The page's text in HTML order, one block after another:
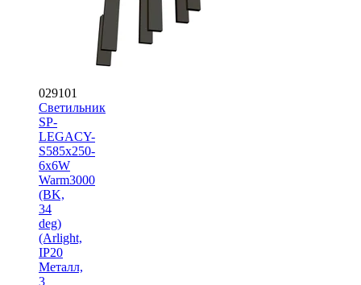
029101
Светильник
SP-
LEGACY-
S585x250-
6x6W
Warm3000
(BK,
34
deg)
(Arlight,
IP20
Металл,
3